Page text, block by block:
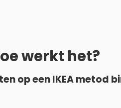
werkt het?
op een IKEA metod